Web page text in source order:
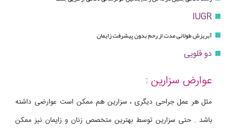
IUGR
آبریزش طولانی مدت از رحم بدون پیشرفت زایمان
دو قلویی
عوارض سزارین :
مثل هر عمل جراحی دیگری ، سزارین هم ممکن است عوارضی داشته
باشد . حتی سزارین توسط بهترین متخصص زنان و زایمان نیز ممکن